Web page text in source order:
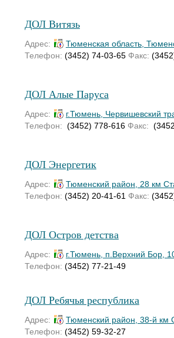
ДОЛ Витязь
Адрес:
Тюменская область,
Телефон: (3452) 74-03-65 Факс:
ДОЛ Алые Паруса
Адрес:
г.Тюмень, Червишевский
Телефон: (3452) 778-616 Факс:
ДОЛ Энергетик
Адрес:
Тюменский район, 28 км
Телефон: (3452) 20-41-61 Факс:
ДОЛ Остров детства
Адрес:
г.Тюмень, п.Верхний Бор,
Телефон: (3452) 77-21-49
ДОЛ Ребячья республика
Адрес:
Тюменский район, 38-й км
Телефон: (3452) 59-32-27